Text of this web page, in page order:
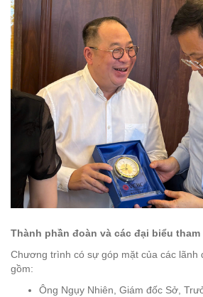
Thành phần đoàn và các đại biểu
Chương trình có sự góp mặt của các lãnh
gồm:
Ông Ngụy Nhiên, Giám đốc Sở,